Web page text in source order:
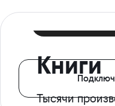
Книги
Тысячи